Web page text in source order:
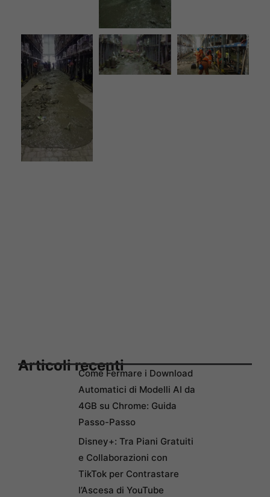
Articoli recentiCome Fermare i Download
Automatici di Modelli AI da
4GB su Chrome: Guida
Passo-Passo
Disney+: Tra Piani Gratuiti
e Collaborazioni con
TikTok per Contrastare
l’Ascesa di YouTube